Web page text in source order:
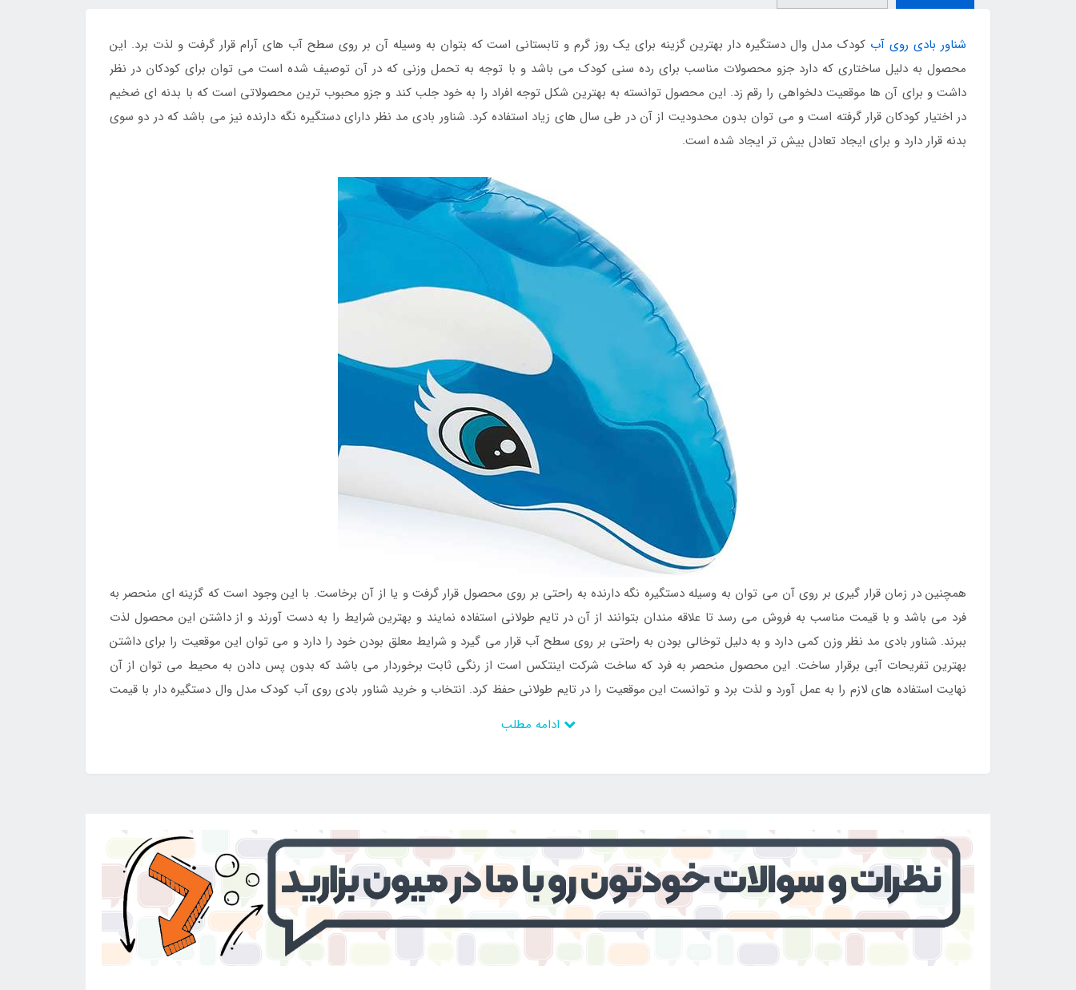
شناور بادی روی آب کودک مدل وال دستگیره دار بهترین گزینه برای یک روز گرم و تابستانی است که بتوان به وسیله آن بر روی سطح آب های آرام قرار گرفت و لذت برد. این
محصول به دلیل ساختاری که دارد جزو محصولات مناسب برای رده سنی کودک می باشد و با توجه به تحمل وزنی که در آن توصیف شده است می توان برای کودکان در نظر
داشت و برای آن ها موقعیت دلخواهی را رقم زد. این محصول توانسته به بهترین شکل توجه افراد را به خود جلب کند و جزو محبوب ترین محصولاتی است که با بدنه ای ضخیم
در اختیار کودکان قرار گرفته است و می توان بدون محدودیت از آن در طی سال های زیاد استفاده کرد. شناور بادی مد نظر دارای دستگیره نگه دارنده نیز می باشد که در دو سوی
بدنه قرار دارد و برای ایجاد تعادل بیش تر ایجاد شده است.
همچنین در زمان قرار گیری بر روی آن می توان به وسیله دستگیره نگه دارنده به راحتی بر روی محصول قرار گرفت و یا از آن برخاست. با این وجود است که گزینه ای منحصر به
فرد می باشد و با قیمت مناسب به فروش می رسد تا علاقه مندان بتوانند از آن در تایم طولانی استفاده نمایند و بهترین شرایط را به دست آورند و از داشتن این محصول لذت
ببرند. شناور بادی مد نظر وزن کمی دارد و به دلیل توخالی بودن به راحتی بر روی سطح آب قرار می گیرد و شرایط معلق بودن خود را دارد و می توان این موقعیت را برای داشتن
بهترین تفریحات آبی برقرار ساخت. این محصول منحصر به فرد که ساخت شرکت اینتکس است از رنگی ثابت برخوردار می باشد که بدون پس دادن به محیط می توان از آن
نهایت استفاده های لازم را به عمل آورد و لذت برد و توانست این موقعیت را در تایم طولانی حفظ کرد. انتخاب و خرید شناور بادی روی آب کودک مدل وال دستگیره دار با قیمت